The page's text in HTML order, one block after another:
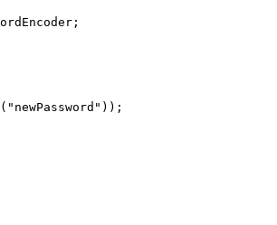
"newPassword" ));